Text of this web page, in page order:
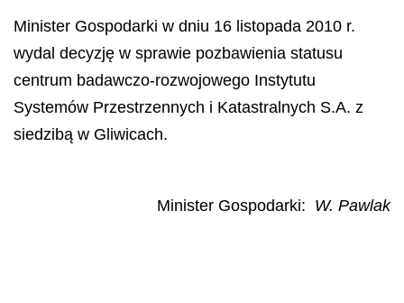
Minister Gospodarki w dniu 16 listopada 2010 r.
wydal decyzję w sprawie pozbawienia statusu
centrum badawczo-rozwojowego Instytutu
Systemów Przestrzennych i Katastralnych S.A. z
siedzibą w Gliwicach.
Minister Gospodarki: W. Pawlak